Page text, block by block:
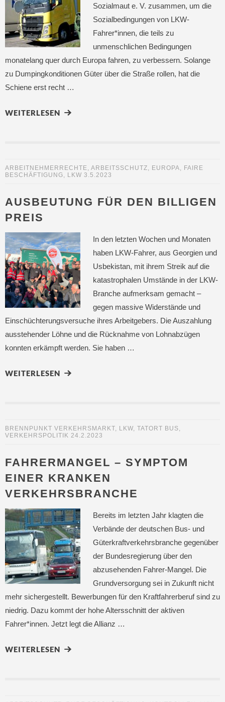
Sozialmaut e. V. zusammen, um die
Sozialbedingungen von LKW-
Fahrer*innen, die teils zu
unmenschlichen Bedingungen
monatelang quer durch Europa fahren, zu verbessern. Solange
zu Dumpingkonditionen Güter über die Straße rollen, hat die
Schiene erst recht …
WEITERLESEN
ARBEITNEHMERRECHTE, ARBEITSSCHUTZ, EUROPA, FAIRE
BESCHÄFTIGUNG, LKW 3.5.2023
AUSBEUTUNG FÜR DEN BILLIGEN
PREIS
In den letzten Wochen und Monaten
haben LKW-Fahrer, aus Georgien und
Usbekistan, mit ihrem Streik auf die
katastrophalen Umstände in der LKW-
Branche aufmerksam gemacht –
gegen massive Widerstände und
Einschüchterungsversuche ihres Arbeitgebers. Die Auszahlung
ausstehender Löhne und die Rücknahme von Lohnabzügen
konnten erkämpft werden. Sie haben …
WEITERLESEN
BRENNPUNKT VERKEHRSMARKT, LKW, TATORT BUS,
VERKEHRSPOLITIK 24.2.2023
FAHRERMANGEL – SYMPTOM
EINER KRANKEN
VERKEHRSBRANCHE
Bereits im letzten Jahr klagten die
Verbände der deutschen Bus- und
Güterkraftverkehrsbranche gegenüber
der Bundesregierung über den
abzusehenden Fahrer-Mangel. Die
Grundversorgung sei in Zukunft nicht
mehr sichergestellt. Bewerbungen für den Kraftfahrerberuf sind zu
niedrig. Dazu kommt der hohe Altersschnitt der aktiven
Fahrer*innen. Jetzt legt die Allianz …
WEITERLESEN